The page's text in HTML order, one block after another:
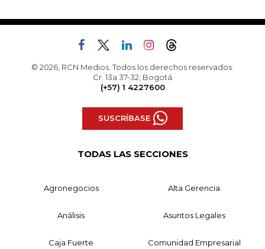
© 2026, RCN Medios. Todos los derechos reservados.
Cr. 13a 37-32, Bogotá
(+57) 1 4227600
SUSCRÍBASE
TODAS LAS SECCIONES
Agronegocios Alta Gerencia
Análisis Asuntos Legales
Caja Fuerte Comunidad Empresarial